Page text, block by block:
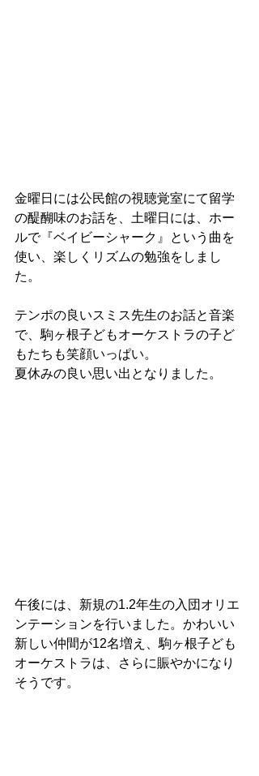
金曜日には公民館の視聴覚室にて留学
の醍醐味のお話を、土曜日には、ホー
ルで『ベイビーシャーク』という曲を
使い、楽しくリズムの勉強をしまし
た。
テンポの良いスミス先生のお話と音楽
で、駒ヶ根子どもオーケストラの子ど
もたちも笑顔いっぱい。
夏休みの良い思い出となりました。
午後には、新規の1.2年生の入団オリエ
ンテーションを行いました。かわいい
新しい仲間が12名増え、駒ヶ根子ども
オーケストラは、さらに賑やかになり
そうです。